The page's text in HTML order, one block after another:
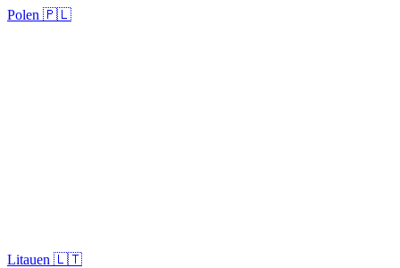
Polen 🇵🇱
Litauen 🇱🇹